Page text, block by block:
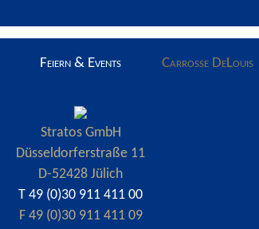
Feiern & Events Carrosse DeLouis
Stratos GmbH
Düsseldorferstraße 11
D-52428 Jülich
T 49 (0)30 911 411 00
F 49 (0)30 911 411 09